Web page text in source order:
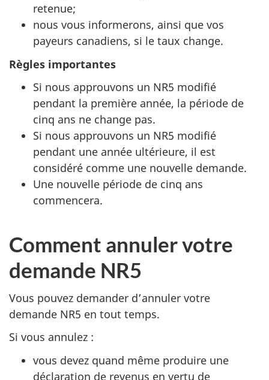
retenue;
nous vous informerons, ainsi que vos
payeurs canadiens, si le taux change.
Règles importantes
Si nous approuvons un NR5 modifié
pendant la première année, la période de
cinq ans ne change pas.
Si nous approuvons un NR5 modifié
pendant une année ultérieure, il est
considéré comme une nouvelle demande.
Une nouvelle période de cinq ans
commencera.
Comment annuler votre
demande NR5
Vous pouvez demander d’annuler votre
demande NR5 en tout temps.
Si vous annulez :
vous devez quand même produire une
déclaration de revenus en vertu de